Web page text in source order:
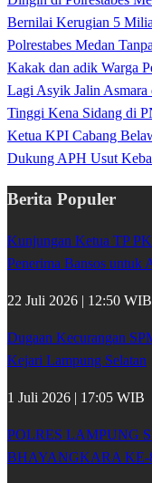
Bernilai Kerugian 5
Polrestabes Medan
Kakak dan adik Warga
Lagi Asyik Jalin
Tinggi Kena Sidang di
Ketua KPI Cabang
Dukung APH Usut
Berita Populer
Kunjungan Ketua TP
Penerima Bansos untuk
22 Juli 2026 | 12:50 WIB
Dugaan Kecurangan
Kejari Lampung Selatan
1 Juli 2026 | 17:05 WIB
POLRES LAMPUNG
BHAYANGKARA KE-